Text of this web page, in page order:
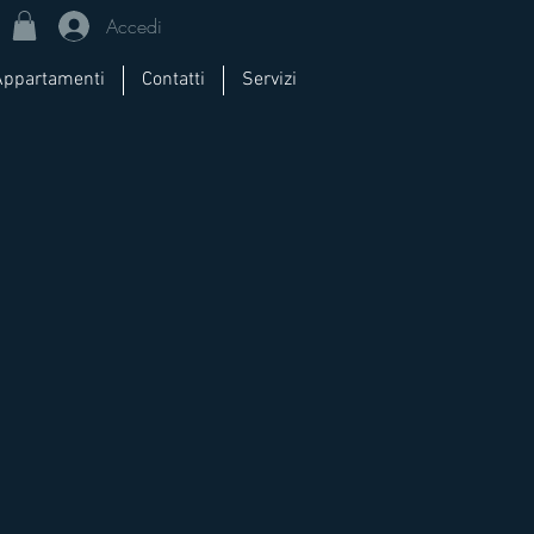
Accedi
Contatti Servizi